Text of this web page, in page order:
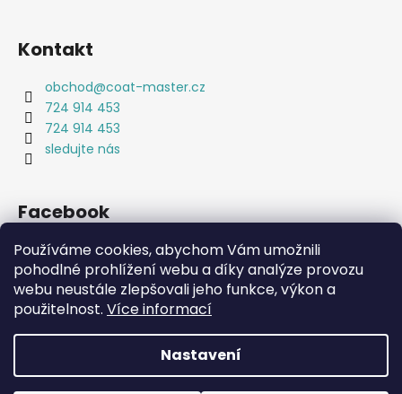
Používáme cookies, abychom Vám umožnili
pohodlné prohlížení webu a díky analýze provozu
webu neustále zlepšovali jeho funkce, výkon a
použitelnost. Více informací
Nastavení
Kontakt
obchod@coat-master.cz
724 914 453
724 914 453
sledujte nás
Facebook
Coat-Master.cz Doplňky ve 100% kvalitě za 10% ceny